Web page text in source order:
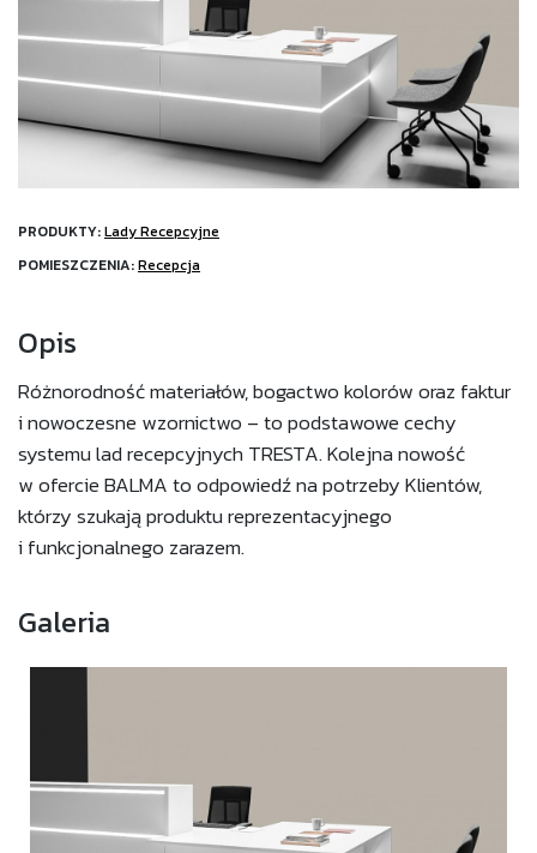
PRODUKTY:Lady Recepcyjne
POMIESZCZENIA:Recepcja
Opis
Różnorodność materiałów, bogactwo kolorów oraz faktur
i nowoczesne wzornictwo – to podstawowe cechy
systemu lad recepcyjnych TRESTA. Kolejna nowość
w ofercie BALMA to odpowiedź na potrzeby Klientów,
którzy szukają produktu reprezentacyjnego
i funkcjonalnego zarazem.
Galeria